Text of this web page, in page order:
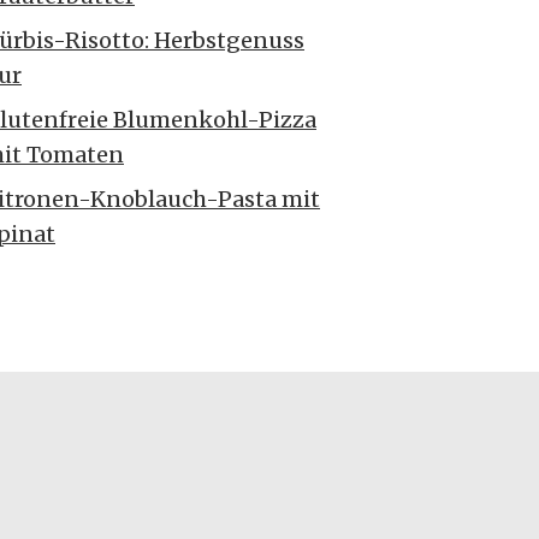
Risotto: Herbstgenuss
Blumenkohl-Pizza
Tomaten
Knoblauch-Pasta mit